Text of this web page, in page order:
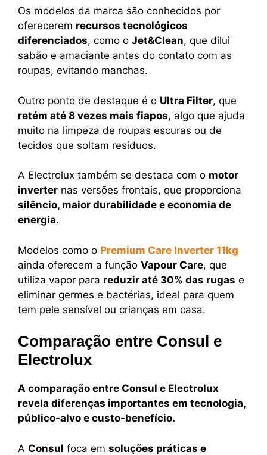
Os modelos da marca são conhecidos por
oferecerem recursos tecnológicos
diferenciados, como o Jet&Clean, que dilui
sabão e amaciante antes do contato com as
roupas, evitando manchas.
Outro ponto de destaque é o Ultra Filter, que
retém até 8 vezes mais fiapos, algo que ajuda
muito na limpeza de roupas escuras ou de
tecidos que soltam resíduos.
A Electrolux também se destaca com o motor
inverter nas versões frontais, que proporciona
silêncio, maior durabilidade e economia de
energia.
Modelos como o Premium Care Inverter 11kg
ainda oferecem a função Vapour Care, que
utiliza vapor para reduzir até 30% das rugas e
eliminar germes e bactérias, ideal para quem
tem pele sensível ou crianças em casa.
Comparação entre Consul e
Electrolux
A comparação entre Consul e Electrolux
revela diferenças importantes em tecnologia,
público-alvo e custo-benefício.
A Consul foca em soluções práticas e